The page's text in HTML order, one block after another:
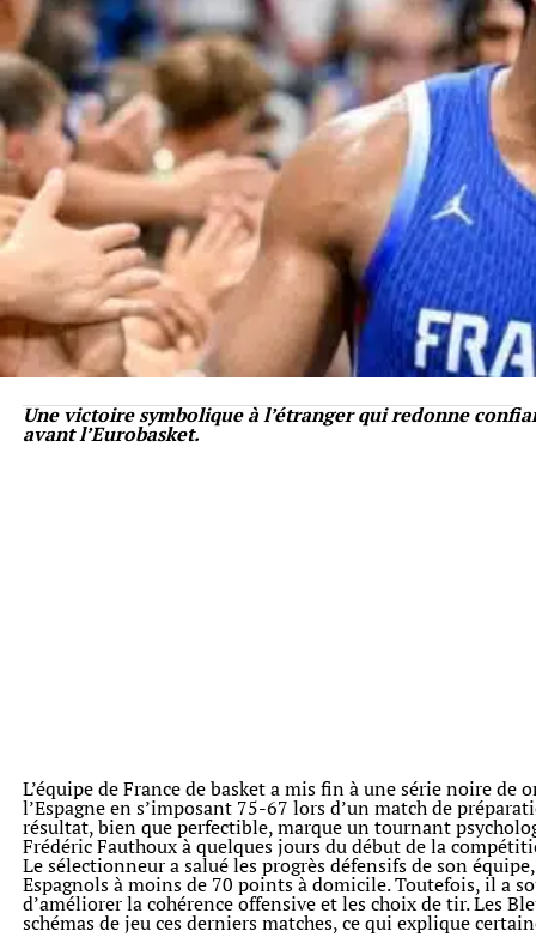
Une victoire symbolique à l’étranger qui redonne
avant l’Eurobasket.
L’équipe de France de basket a mis fin à une série noire de
l’Espagne en s’imposant 75-67 lors d’un match de
résultat, bien que perfectible, marque un tournant
Frédéric Fauthoux à quelques jours du début de la
Le sélectionneur a salué les progrès défensifs de son
Espagnols à moins de 70 points à domicile. Toutefois, il a
d’améliorer la cohérence offensive et les choix de tir. Les
schémas de jeu ces derniers matches, ce qui explique